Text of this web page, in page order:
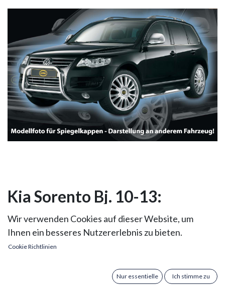
Kia Sorento Bj. 10-13:
COBRA Spiegelkappen
Verleihen Sie Ihrem Kia Sorento (ab Baujahr 2010) mit
den COBRA Spiegelkappen im Chrom-Look eine edle
Fahrzeuge mit Blinkern im Außenspiegel konzipiert
Wir verwenden Cookies auf dieser Website, um
Ihnen ein besseres Nutzererlebnis zu bieten.
Cookie Richtlinien
Nur essentielle Ich stimme zu